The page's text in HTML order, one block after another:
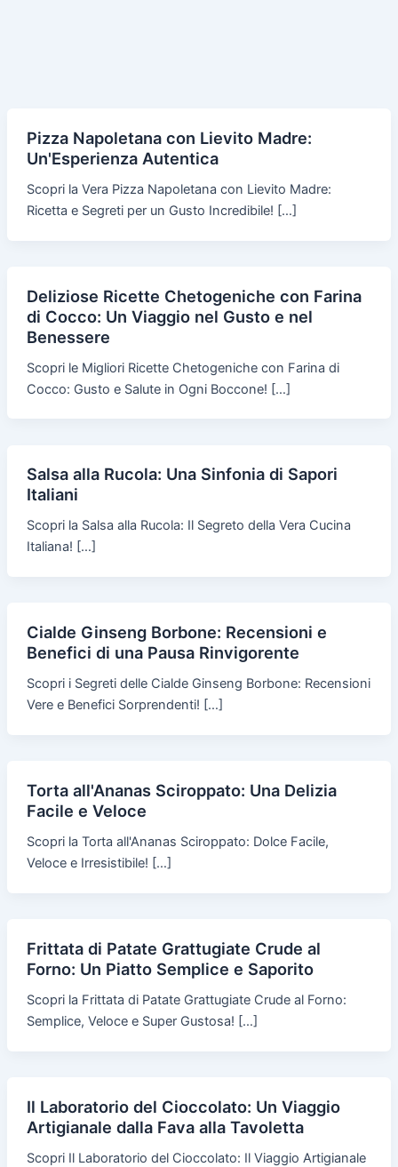
Pizza Napoletana con Lievito Madre:
Un'Esperienza Autentica
Scopri la Vera Pizza Napoletana con Lievito Madre:
Ricetta e Segreti per un Gusto Incredibile! […]
Deliziose Ricette Chetogeniche con Farina
di Cocco: Un Viaggio nel Gusto e nel
Benessere
Scopri le Migliori Ricette Chetogeniche con Farina di
Cocco: Gusto e Salute in Ogni Boccone! […]
Salsa alla Rucola: Una Sinfonia di Sapori
Italiani
Scopri la Salsa alla Rucola: Il Segreto della Vera Cucina
Italiana! […]
Cialde Ginseng Borbone: Recensioni e
Benefici di una Pausa Rinvigorente
Scopri i Segreti delle Cialde Ginseng Borbone: Recensioni
Vere e Benefici Sorprendenti! […]
Torta all'Ananas Sciroppato: Una Delizia
Facile e Veloce
Scopri la Torta all'Ananas Sciroppato: Dolce Facile,
Veloce e Irresistibile! […]
Frittata di Patate Grattugiate Crude al
Forno: Un Piatto Semplice e Saporito
Scopri la Frittata di Patate Grattugiate Crude al Forno:
Semplice, Veloce e Super Gustosa! […]
Il Laboratorio del Cioccolato: Un Viaggio
Artigianale dalla Fava alla Tavoletta
Scopri Il Laboratorio del Cioccolato: Il Viaggio Artigianale